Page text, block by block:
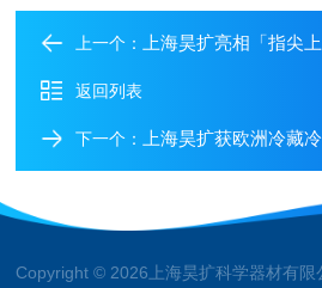
上一个： 上海昊扩亮相「指尖
返回列表
下一个： 上海昊扩获欧洲冷藏冷冻专家
Copyright © 2026上海昊扩科学器材有限